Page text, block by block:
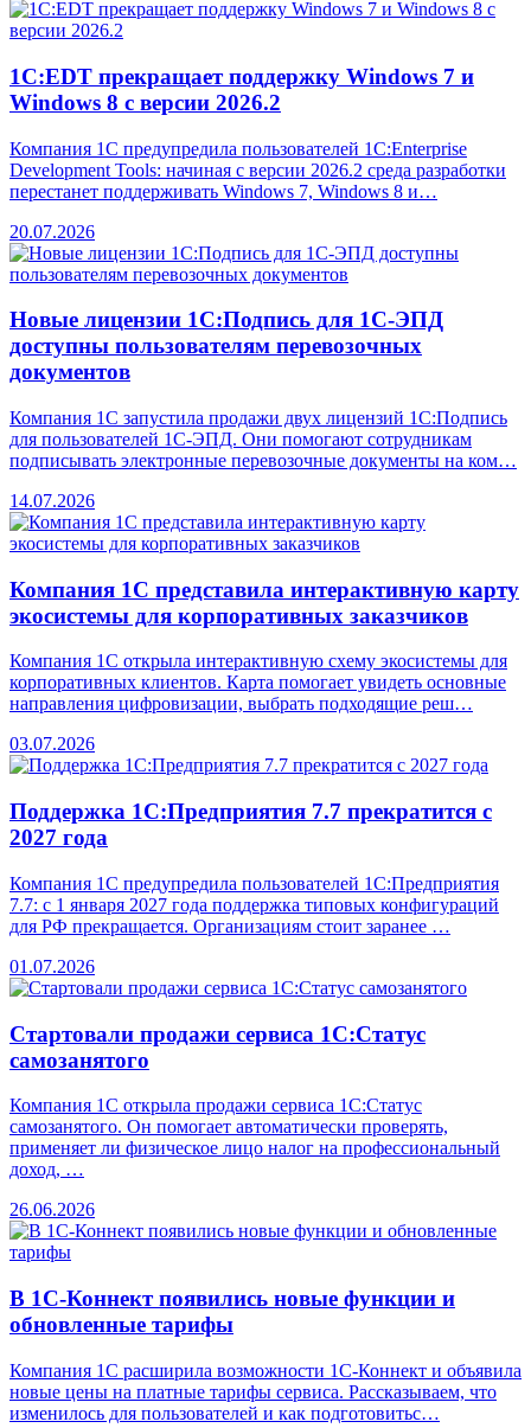
1С:EDT прекращает поддержку Windows 7 и
Windows 8 с версии 2026.2
Компания 1С предупредила пользователей 1C:Enterprise
Development Tools: начиная с версии 2026.2 среда разработки
перестанет поддерживать Windows 7, Windows 8 и…
20.07.2026
Новые лицензии 1С:Подпись для 1С-ЭПД
доступны пользователям перевозочных
документов
Компания 1С запустила продажи двух лицензий 1С:Подпись
для пользователей 1С-ЭПД. Они помогают сотрудникам
подписывать электронные перевозочные документы на ком…
14.07.2026
Компания 1С представила интерактивную карту
экосистемы для корпоративных заказчиков
Компания 1С открыла интерактивную схему экосистемы для
корпоративных клиентов. Карта помогает увидеть основные
направления цифровизации, выбрать подходящие реш…
03.07.2026
Поддержка 1С:Предприятия 7.7 прекратится с
2027 года
Компания 1С предупредила пользователей 1С:Предприятия
7.7: с 1 января 2027 года поддержка типовых конфигураций
для РФ прекращается. Организациям стоит заранее …
01.07.2026
Стартовали продажи сервиса 1С:Статус
самозанятого
Компания 1С открыла продажи сервиса 1С:Статус
самозанятого. Он помогает автоматически проверять,
применяет ли физическое лицо налог на профессиональный
доход, …
26.06.2026
В 1С-Коннект появились новые функции и
обновленные тарифы
Компания 1С расширила возможности 1С-Коннект и объявила
новые цены на платные тарифы сервиса. Рассказываем, что
изменилось для пользователей и как подготовитьс…